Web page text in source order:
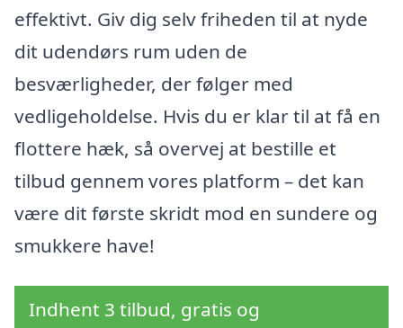
effektivt. Giv dig selv friheden til at nyde
dit udendørs rum uden de
besværligheder, der følger med
vedligeholdelse. Hvis du er klar til at få en
flottere hæk, så overvej at bestille et
tilbud gennem vores platform – det kan
være dit første skridt mod en sundere og
smukkere have!
Indhent 3 tilbud, gratis og